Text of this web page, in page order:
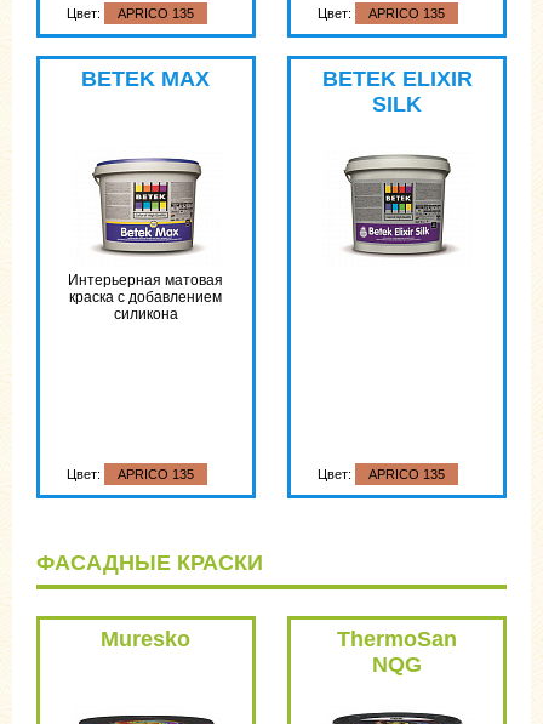
Цвет: APRICO 135 Цвет: APRICO 135
BETEK MAX
Интерьерная матовая
краска с добавлением
силикона
Цвет: APRICO 135
BETEK ELIXIR
SILK
Цвет: APRICO 135
ФАСАДНЫЕ КРАСКИ
Muresko
ThermoSan
NQG